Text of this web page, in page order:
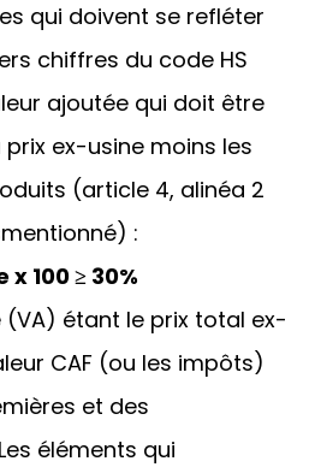
qui doivent se refléter
chiffres du code HS
ajoutée qui doit être
prix ex-usine moins les
(article 4, alinéa 2
:
100 ≥ 30%
(VA) étant le prix total ex-
CAF (ou les impôts)
et des
éléments qui